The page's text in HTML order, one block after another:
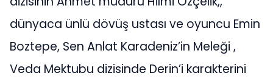
dünyaca ünlü dövüş ustası ve oyuncu Emin
Boztepe, Sen Anlat Karadeniz’in Meleği ,
Veda Mektubu dizisinde Derin’i karakterini